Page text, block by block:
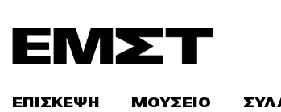
content
ΕΠΙΣΚΕΨΗ ΜΟΥΣΕΙΟ